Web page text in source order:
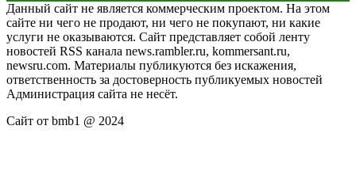
Данный сайт не является коммерческим проектом. На этом
сайте ни чего не продают, ни чего не покупают, ни какие
услуги не оказываются. Сайт представляет собой ленту
новостей RSS канала news.rambler.ru, kommersant.ru,
newsru.com. Материалы публикуются без искажения,
ответственность за достоверность публикуемых новостей
Администрация сайта не несёт.
Сайт от bmb1 @ 2024